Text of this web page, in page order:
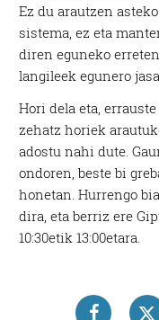
Ez du arautzen
sistema, ez eta
diren eguneko
langileek egunero
Hori dela eta,
zehatz horiek
adostu nahi dute.
ondoren, beste bi
honetan. Hurrengo
dira, eta berriz ere
10:30etik 13:00etara.